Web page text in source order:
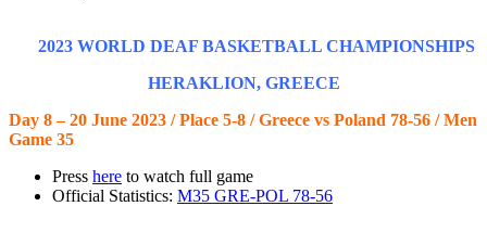
2023 WORLD DEAF BASKETBALL CHAMPIONSHIPS
HERAKLION, GREECE
Day 8 – 20 June 2023 / Place 5-8 / Greece vs Poland 78-56 / Men
Game 35
Press here to watch full game
Official Statistics: M35 GRE-POL 78-56